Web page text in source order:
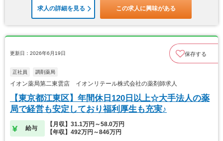
求人の詳細を見る この求人に興味がある
更新日：2026年6月19日 保存する
正社員 調剤薬局
イオン薬局第二東雲店 イオンリテール株式会社の薬剤師求人
【東京都江東区】年間休日120日以上☆大手法人の薬
局で経営も安定しており福利厚生も充実♪
給与
【月収】31.1万円～58.0万円
【年収】492万円～846万円